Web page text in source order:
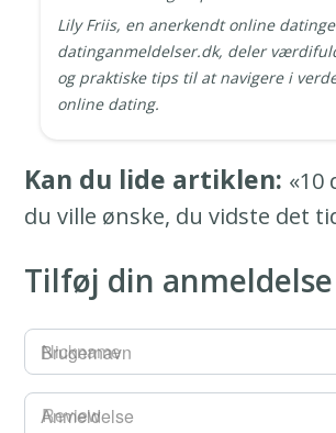
Lily Friis, en anerkendt online
datinganmeldelser.dk, deler
og praktiske tips til at navigere i
online dating.
Kan du lide artiklen: «10
du ville ønske, du vidste det
Tilføj din anmeldelse
Brugernavn
Anmeldelse